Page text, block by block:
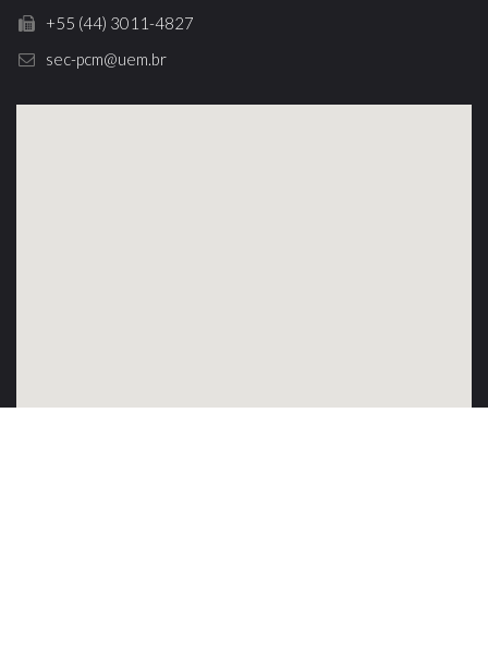
+55 (44) 3011-4827
sec-pcm@uem.br